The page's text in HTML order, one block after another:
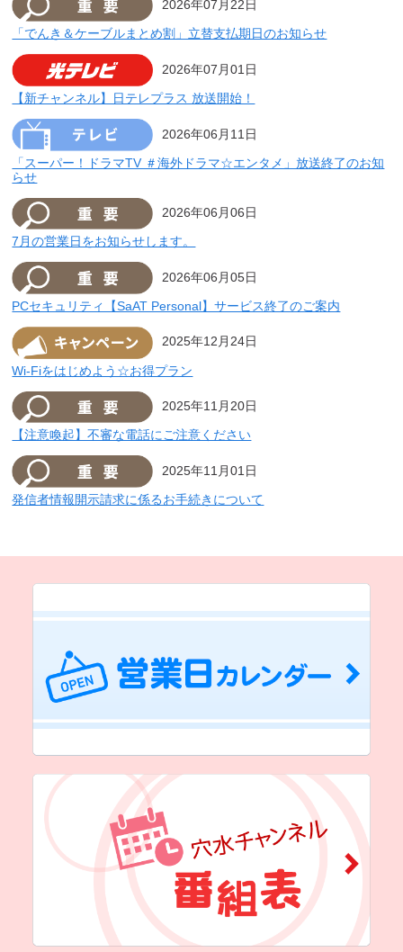
2026年07月22日
「でんき＆ケーブルまとめ割」立替支払期日のお知らせ
2026年07月01日
【新チャンネル】日テレプラス 放送開始！
2026年06月11日
「スーパー！ドラマTV ＃海外ドラマ☆エンタメ」放送終了のお知
らせ
2026年06月06日
7月の営業日をお知らせします。
2026年06月05日
PCセキュリティ【SaAT Personal】サービス終了のご案内
2025年12月24日
Wi-Fiをはじめよう☆お得プラン
2025年11月20日
【注意喚起】不審な電話にご注意ください
2025年11月01日
発信者情報開示請求に係るお手続きについて